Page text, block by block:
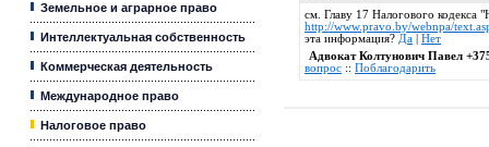
Земельное и аграрное право
Интеллектуальная собственность
Коммерческая деятельность
Международное право
Налоговое право
см. Главу 17 Налогового кодекса
http://www.pravo.by/webnpa/
эта информация? Да
Нет
Адвокат Колтунович Павел
вопрос :: Поблагодарить